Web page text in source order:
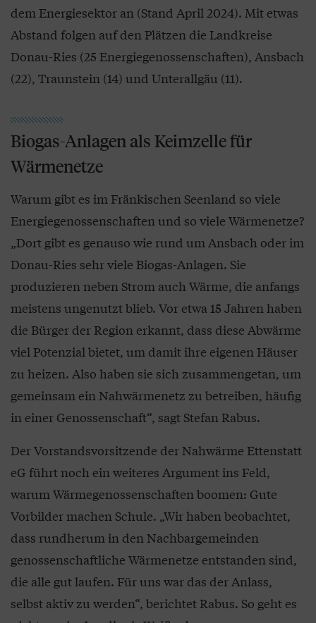
dem Energiesektor an (Stand April 2024). Mit etwas
Abstand folgen auf den Plätzen die Landkreise
Donau-Ries (25 Energiegenossenschaften), Ansbach
(22), Traunstein (14) und Unterallgäu (11).
Biogas-Anlagen als Keimzelle für
Wärmenetze
Warum gibt es im Fränkischen Seenland so viele
Energiegenossenschaften und so viele Wärmenetze?
„Dort gibt es genauso wie rund um Ansbach oder im
Donau-Ries sehr viele Biogas-Anlagen. Sie
produzieren neben Strom auch Wärme, die anfangs
meistens ungenutzt blieb. Vor etwa 15 Jahren haben
die Bürger der Region erkannt, dass diese Abwärme
viel Potenzial bietet, um damit ihre eigenen Häuser
zu heizen. Also haben sie sich zusammengetan, um
gemeinsam ein Nahwärmenetz zu betreiben, häufig
in einer Genossenschaft“, sagt Stefan Rabus.
Der Vorstandsvorsitzende der Nahwärme Ettenstatt
eG führt noch ein weiteres Argument ins Feld,
warum Wärmegenossenschaften boomen: Gute
Vorbilder machen Schule. „Wir haben beobachtet,
dass rundherum in den Nachbargemeinden
genossenschaftliche Wärmenetze entstanden sind,
die alle gut laufen. Für uns war das der Anlass,
selbst aktiv zu werden“, berichtet Rabus. So geht es